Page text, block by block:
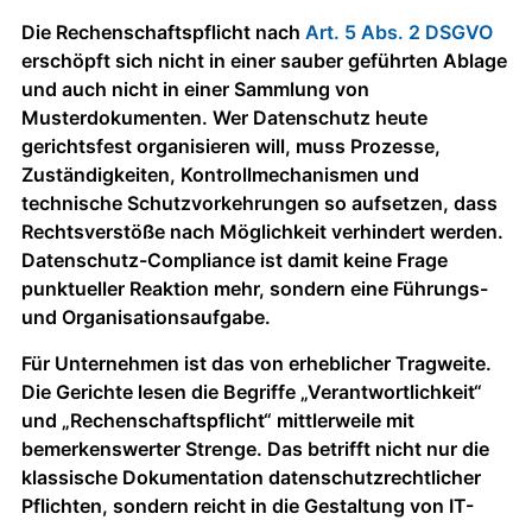
Die Rechenschaftspflicht nachArt. 5 Abs. 2 DSGVO
erschöpft sich nicht in einer sauber geführten Ablage
und auch nicht in einer Sammlung von
Musterdokumenten. Wer Datenschutz heute
gerichtsfest organisieren will, muss Prozesse,
Zuständigkeiten, Kontrollmechanismen und
technische Schutzvorkehrungen so aufsetzen, dass
Rechtsverstöße nach Möglichkeit verhindert werden.
Datenschutz-Compliance ist damit keine Frage
punktueller Reaktion mehr, sondern eine Führungs-
und Organisationsaufgabe.
Für Unternehmen ist das von erheblicher Tragweite.
Die Gerichte lesen die Begriffe „Verantwortlichkeit“
und „Rechenschaftspflicht“ mittlerweile mit
bemerkenswerter Strenge. Das betrifft nicht nur die
klassische Dokumentation datenschutzrechtlicher
Pflichten, sondern reicht in die Gestaltung von IT-